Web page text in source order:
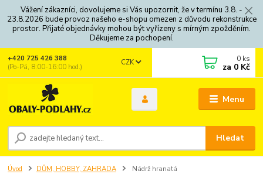
Vážení zákazníci, dovolujeme si Vás upozornit, že v termínu 3.8. -
23.8.2026 bude provoz našeho e-shopu omezen z důvodu rekonstrukce
prostor. Přijaté objednávky mohou být vyřízeny s mírným zpožděním.
Děkujeme za pochopení.
Menu
CZK
Hledat
+420 725 426 388
(Po-Pá, 8:00-16:00 hod.)
0 ks
za 0 Kč
Úvod DŮM, HOBBY, ZAHRADA Nádrž hranatá